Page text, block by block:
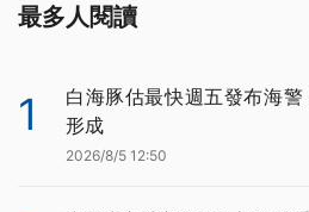
最多人閱讀
1
白海豚估最快週五發布海
形成
2026/8/5 12:50